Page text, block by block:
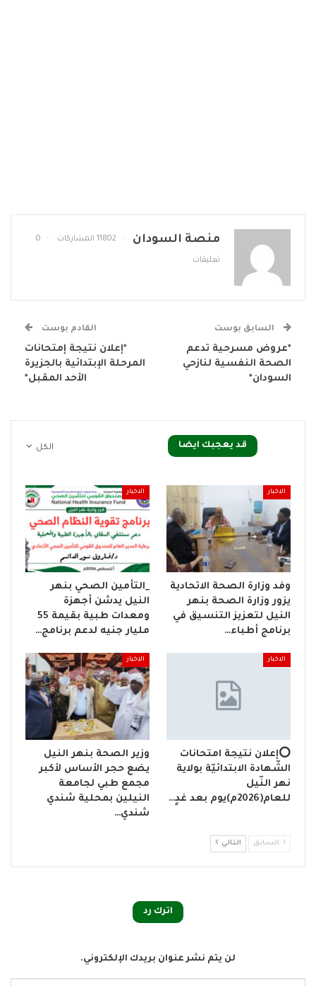
منصة السودان 11802 المشاركات 0
تعليقات
السابق بوست
*عروض مسرحية تدعم
الصحة النفسية لنازحي
السودان*
القادم بوست
*إعلان نتيجة إمتحانات
المرحلة الإبتدائية بالجزيرة
الأحد المقبل*
الكل قد يعجبك ايضا
الاخبار
وفد وزارة الصحة الاتحادية
يزور وزارة الصحة بنهر
النيل لتعزيز التنسيق في
برنامج أطباء…
الاخبار
_التأمين الصحي بنهر
النيل يدشن أجهزة
ومعدات طبية بقيمة 55
مليار جنيه لدعم برنامج…
الاخبار
⭕إعلان نتيجة امتحانات
الشّهادة الابتدائيّة بولاية
نهر النّيل
للعام(2026م)يوم بعد غدٍ…
الاخبار
وزير الصحة بنهر النيل
يضع حجر الأساس لأكبر
مجمع طبي لجامعة
النيلين بمحلية شندي
شندي…
السابق التالي
اترك رد
لن يتم نشر عنوان بريدك الإلكتروني.